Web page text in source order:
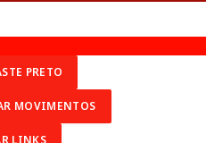
PRETO
MOVIMENTOS
LINKS